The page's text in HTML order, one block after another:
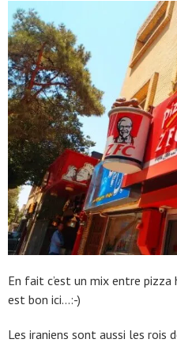
En fait c’est un mix entre
est bon ici…:-)
Les iraniens sont aussi les rois